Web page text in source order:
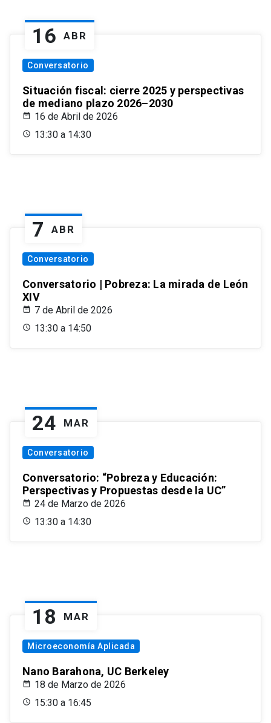
16 ABR
Conversatorio
Situación fiscal: cierre 2025 y perspectivas
de mediano plazo 2026–2030
16 de Abril de 2026
13:30 a 14:30
7 ABR
Conversatorio
Conversatorio | Pobreza: La mirada de León
XIV
7 de Abril de 2026
13:30 a 14:50
24 MAR
Conversatorio
Conversatorio: “Pobreza y Educación:
Perspectivas y Propuestas desde la UC”
24 de Marzo de 2026
13:30 a 14:30
18 MAR
Microeconomía Aplicada
Nano Barahona, UC Berkeley
18 de Marzo de 2026
15:30 a 16:45